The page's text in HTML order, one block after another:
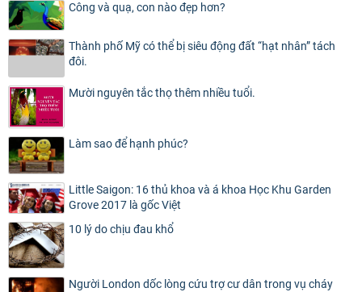
Công và quạ, con nào đẹp hơn?
Thành phố Mỹ có thể bị siêu động đất “hạt nhân” tách
đôi.
Mười nguyên tắc thọ thêm nhiều tuổi.
Làm sao để hạnh phúc?
Little Saigon: 16 thủ khoa và á khoa Học Khu Garden
Grove 2017 là gốc Việt
10 lý do chịu đau khổ
Người London dốc lòng cứu trợ cư dân trong vụ cháy